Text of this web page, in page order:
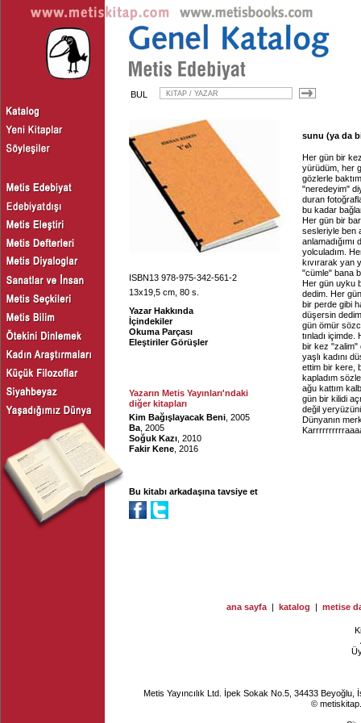
BUL
ISBN13 978-975-342-561-2
13x19,5 cm, 80 s.
Yazar Hakkında
İçindekiler
Okuma Parçası
Eleştiriler Görüşler
Yazarın Metis Yayınları'ndaki
diğer kitapları
Kim Bağışlayacak Beni , 2005
Ba , 2005
Soğuk Kazı , 2010
Fakir Kene , 2016
Bu kitabı arkadaşına tavsiye et
sunu (ya da
Her gün bir
yürüdüm, her
gözlerle
"neredeyim"
duran
bu kadar
Her gün bir
sesleriyle ben
yolculadım.
kıvırarak yan
"cümle" bana
Her gün uyku
dedim. Her
bir perde gibi
düşersin
gün ömür
tınladı
bir kez "zalim"
yaşlı kadını
ettim bir kere,
kapladım
ağu kattım
gün bir kilidi
değil
Dünyanın
ana sayfa | katalog | metise
Metis Yayıncılık Ltd. İpek Sokak No.5, 34433
©